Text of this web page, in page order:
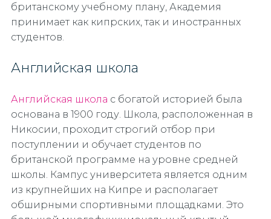
британскому учебному плану, Академия
принимает как кипрских, так и иностранных
студентов.
Английская школа
Английская школа с богатой историей была
основана в 1900 году. Школа, расположенная в
Никосии, проходит строгий отбор при
поступлении и обучает студентов по
британской программе на уровне средней
школы. Кампус университета является одним
из крупнейших на Кипре и располагает
обширными спортивными площадками. Это